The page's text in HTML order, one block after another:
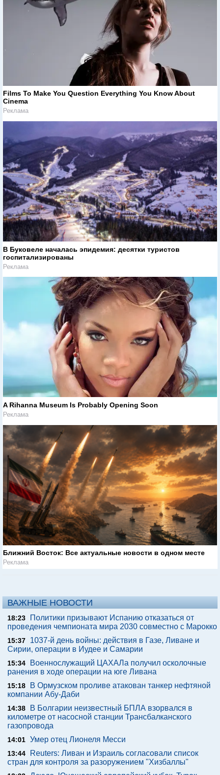
Films To Make You Question Everything You Know About
Cinema
Реклама
В Буковеле началась эпидемия: десятки туристов
госпитализированы
Реклама
A Rihanna Museum Is Probably Opening Soon
Реклама
Ближний Восток: Все актуальные новости в одном месте
Реклама
ВАЖНЫЕ НОВОСТИ
18:23
Политики призывают Испанию отказаться от
проведения чемпионата мира 2030 совместно с Марокко
15:37
1037-й день войны: действия в Газе, Ливане и
Сирии, операции в Иудее и Самарии
15:34
Военнослужащий ЦАХАЛа получил осколочные
ранения в ходе операции на юге Ливана
15:18
В Ормузском проливе атакован танкер нефтяной
компании Абу-Даби
14:38
В Болгарии неизвестный БПЛА взорвался в
километре от насосной станции Трансбалканского
газопровода
14:01 Умер отец Лионеля Месси
13:44
Reuters: Ливан и Израиль согласовали список
стран для контроля за разоружением "Хизбаллы"